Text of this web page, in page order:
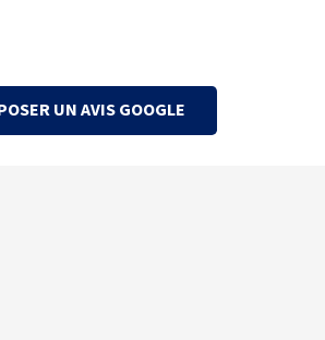
UN AVIS GOOGLE